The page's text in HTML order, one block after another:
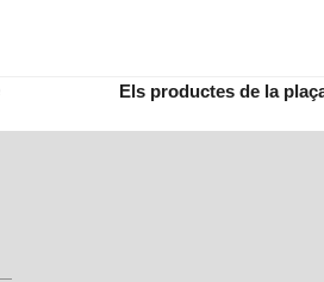
Els productes de la